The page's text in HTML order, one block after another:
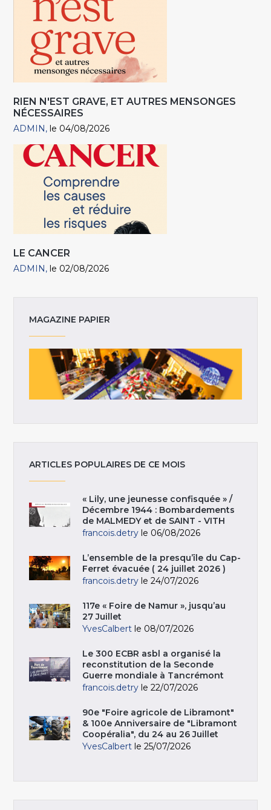
RIEN N'EST GRAVE, ET AUTRES MENSONGES
NÉCESSAIRES
ADMIN le 04/08/2026
LE CANCER
ADMIN le 02/08/2026
MAGAZINE PAPIER
ARTICLES POPULAIRES DE CE MOIS
« Lily, une jeunesse confisquée » /
Décembre 1944 : Bombardements
de MALMEDY et de SAINT - VITH
francois.detry le 06/08/2026
L’ensemble de la presqu’île du Cap-
Ferret évacuée ( 24 juillet 2026 )
francois.detry le 24/07/2026
117e « Foire de Namur », jusqu’au
27 Juillet
YvesCalbert le 08/07/2026
Le 300 ECBR asbl a organisé la
reconstitution de la Seconde
Guerre mondiale à Tancrémont
francois.detry le 22/07/2026
90e "Foire agricole de Libramont"
& 100e Anniversaire de "Libramont
Coopéralia", du 24 au 26 Juillet
YvesCalbert le 25/07/2026